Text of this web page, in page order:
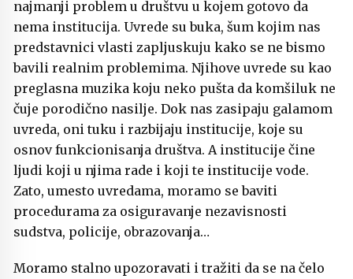
najmanji problem u društvu u kojem gotovo da
nema institucija. Uvrede su buka, šum kojim nas
predstavnici vlasti zapljuskuju kako se ne bismo
bavili realnim problemima. Njihove uvrede su kao
preglasna muzika koju neko pušta da komšiluk ne
čuje porodično nasilje. Dok nas zasipaju galamom
uvreda, oni tuku i razbijaju institucije, koje su
osnov funkcionisanja društva. A institucije čine
ljudi koji u njima rade i koji te institucije vode.
Zato, umesto uvredama, moramo se baviti
procedurama za osiguravanje nezavisnosti
sudstva, policije, obrazovanja…
Moramo stalno upozoravati i tražiti da se na čelo